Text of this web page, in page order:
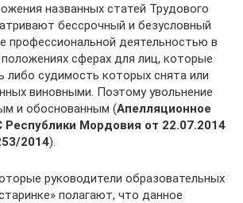
названных статей Трудового
бессрочный и безусловный
профессиональной деятельностью в
положениях сферах для лиц, которые
либо судимость которых снята или
виновными. Поэтому увольнение
и обоснованным (Апелляционное
Республики Мордовия от 22.07.2014
2014).
руководители образовательных
полагают, что данное